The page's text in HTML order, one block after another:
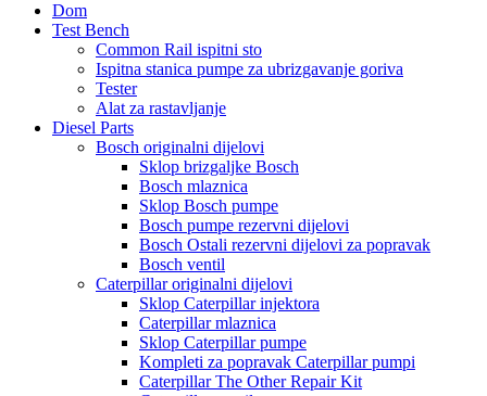
Dom
Test Bench
Common Rail ispitni sto
Ispitna stanica pumpe za ubrizgavanje goriva
Tester
Alat za rastavljanje
Diesel Parts
Bosch originalni dijelovi
Sklop brizgaljke Bosch
Bosch mlaznica
Sklop Bosch pumpe
Bosch pumpe rezervni dijelovi
Bosch Ostali rezervni dijelovi za popravak
Bosch ventil
Caterpillar originalni dijelovi
Sklop Caterpillar injektora
Caterpillar mlaznica
Sklop Caterpillar pumpe
Kompleti za popravak Caterpillar pumpi
Caterpillar The Other Repair Kit